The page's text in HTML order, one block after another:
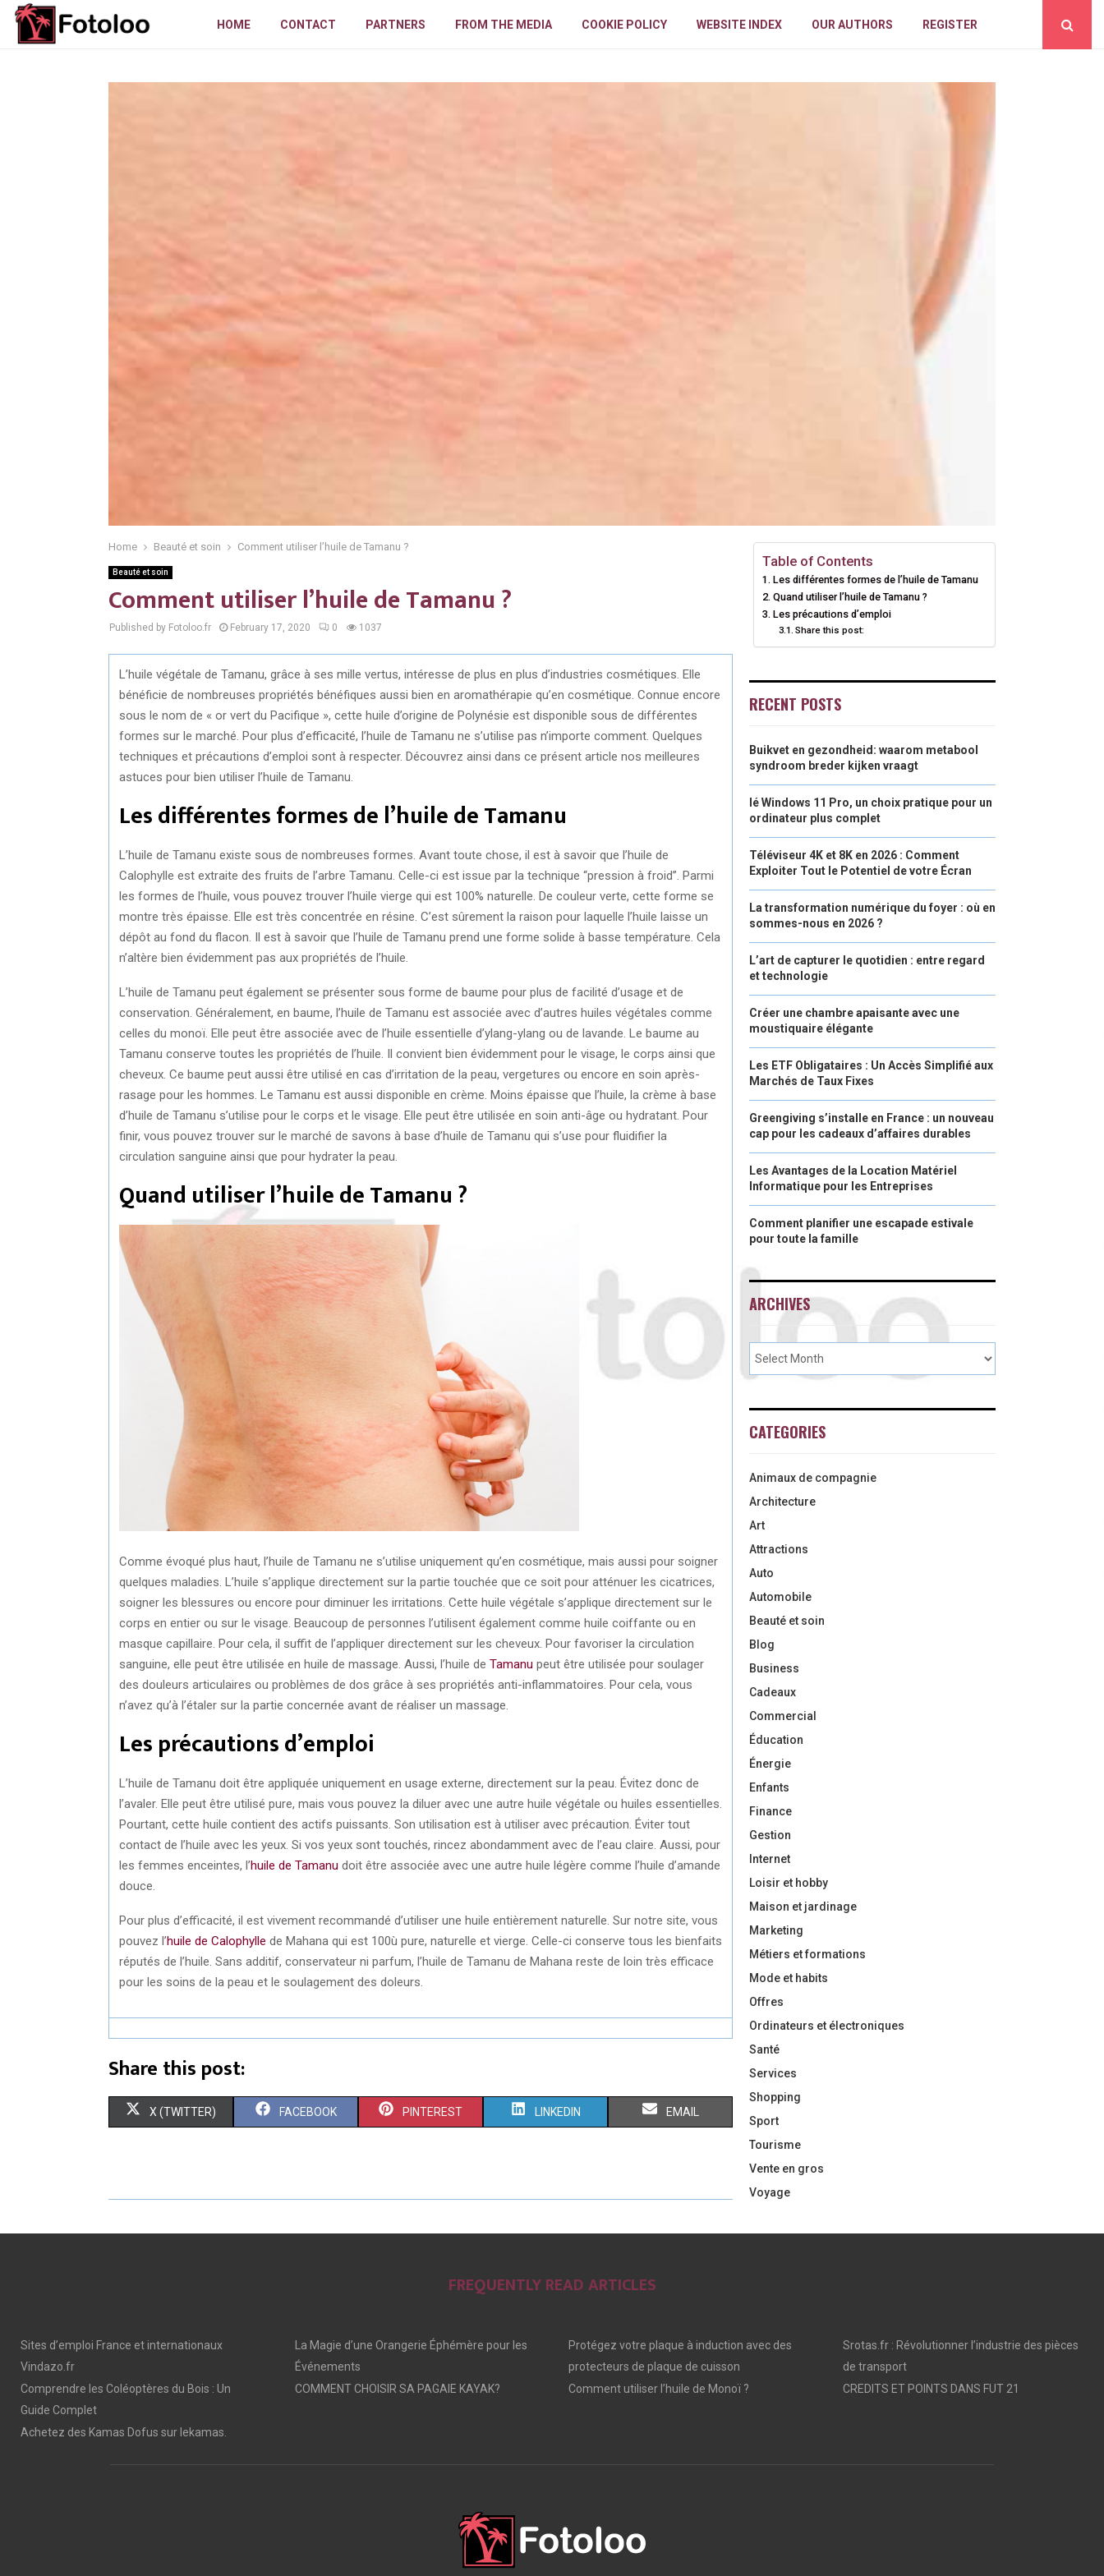
HOME CONTACT PARTNERS FROM THE MEDIA COOKIE POLICY WEBSITE INDEX OUR AUTHORS REGISTER
Home Beauté et soin Comment utiliser l’huile de Tamanu ?
Beauté et soin
Comment utiliser l’huile de Tamanu ?
Published by Fotoloo.fr February 17, 2020 0 1037
L’huile végétale de Tamanu, grâce à ses mille vertus, intéresse de plus en plus d’industries cosmétiques. Elle
bénéficie de nombreuses propriétés bénéfiques aussi bien en aromathérapie qu’en cosmétique. Connue encore
sous le nom de « or vert du Pacifique », cette huile d’origine de Polynésie est disponible sous de différentes
formes sur le marché. Pour plus d’efficacité, l’huile de Tamanu ne s’utilise pas n’importe comment. Quelques
techniques et précautions d’emploi sont à respecter. Découvrez ainsi dans ce présent article nos meilleures
astuces pour bien utiliser l’huile de Tamanu.
Les différentes formes de l’huile de Tamanu
L’huile de Tamanu existe sous de nombreuses formes. Avant toute chose, il est à savoir que l’huile de
Calophylle est extraite des fruits de l’arbre Tamanu. Celle-ci est issue par la technique “pression à froid”. Parmi
les formes de l’huile, vous pouvez trouver l’huile vierge qui est 100% naturelle. De couleur verte, cette forme se
montre très épaisse. Elle est très concentrée en résine. C’est sûrement la raison pour laquelle l’huile laisse un
dépôt au fond du flacon. Il est à savoir que l’huile de Tamanu prend une forme solide à basse température. Cela
n’altère bien évidemment pas aux propriétés de l’huile.
L’huile de Tamanu peut également se présenter sous forme de baume pour plus de facilité d’usage et de
conservation. Généralement, en baume, l’huile de Tamanu est associée avec d’autres huiles végétales comme
celles du monoï. Elle peut être associée avec de l’huile essentielle d’ylang-ylang ou de lavande. Le baume au
Tamanu conserve toutes les propriétés de l’huile. Il convient bien évidemment pour le visage, le corps ainsi que
cheveux. Ce baume peut aussi être utilisé en cas d’irritation de la peau, vergetures ou encore en soin après-
rasage pour les hommes. Le Tamanu est aussi disponible en crème. Moins épaisse que l’huile, la crème à base
d’huile de Tamanu s’utilise pour le corps et le visage. Elle peut être utilisée en soin anti-âge ou hydratant. Pour
finir, vous pouvez trouver sur le marché de savons à base d’huile de Tamanu qui s’use pour fluidifier la
circulation sanguine ainsi que pour hydrater la peau.
Quand utiliser l’huile de Tamanu ?
Comme évoqué plus haut, l’huile de Tamanu ne s’utilise uniquement qu’en cosmétique, mais aussi pour soigner
quelques maladies. L’huile s’applique directement sur la partie touchée que ce soit pour atténuer les cicatrices,
soigner les blessures ou encore pour diminuer les irritations. Cette huile végétale s’applique directement sur le
corps en entier ou sur le visage. Beaucoup de personnes l’utilisent également comme huile coiffante ou en
masque capillaire. Pour cela, il suffit de l’appliquer directement sur les cheveux. Pour favoriser la circulation
sanguine, elle peut être utilisée en huile de massage. Aussi, l’huile de Tamanu peut être utilisée pour soulager
des douleurs articulaires ou problèmes de dos grâce à ses propriétés anti-inflammatoires. Pour cela, vous
n’avez qu’à l’étaler sur la partie concernée avant de réaliser un massage.
Les précautions d’emploi
L’huile de Tamanu doit être appliquée uniquement en usage externe, directement sur la peau. Évitez donc de
l’avaler. Elle peut être utilisé pure, mais vous pouvez la diluer avec une autre huile végétale ou huiles essentielles.
Pourtant, cette huile contient des actifs puissants. Son utilisation est à utiliser avec précaution. Éviter tout
contact de l’huile avec les yeux. Si vos yeux sont touchés, rincez abondamment avec de l’eau claire. Aussi, pour
les femmes enceintes, l’huile de Tamanu doit être associée avec une autre huile légère comme l’huile d’amande
douce.
Pour plus d’efficacité, il est vivement recommandé d’utiliser une huile entièrement naturelle. Sur notre site, vous
pouvez l’huile de Calophylle de Mahana qui est 100ù pure, naturelle et vierge. Celle-ci conserve tous les bienfaits
réputés de l’huile. Sans additif, conservateur ni parfum, l’huile de Tamanu de Mahana reste de loin très efficace
pour les soins de la peau et le soulagement des doleurs.
Share this post:
S
R
X (TWITTER) S
R
FACEBOOK S
R
PINTEREST S
R
N
LINKEDIN S
R
EMAIL
Table of Contents
Les différentes formes de l’huile de Tamanu
Quand utiliser l’huile de Tamanu ?
Les précautions d’emploi
Share this post:
RECENT POSTS
Buikvet en gezondheid: waarom metabool
syndroom breder kijken vraagt
lé Windows 11 Pro, un choix pratique pour un
ordinateur plus complet
Téléviseur 4K et 8K en 2026 : Comment
Exploiter Tout le Potentiel de votre Écran
La transformation numérique du foyer : où en
sommes-nous en 2026 ?
L’art de capturer le quotidien : entre regard
et technologie
Créer une chambre apaisante avec une
moustiquaire élégante
Les ETF Obligataires : Un Accès Simplifié aux
Marchés de Taux Fixes
Greengiving s’installe en France : un nouveau
cap pour les cadeaux d’affaires durables
Les Avantages de la Location Matériel
Informatique pour les Entreprises
Comment planifier une escapade estivale
pour toute la famille
ARCHIVES
CATEGORIES
Animaux de compagnie
Architecture
Art
Attractions
Auto
Automobile
Beauté et soin
Blog
Business
Cadeaux
Commercial
Éducation
Énergie
Enfants
Finance
Gestion
Internet
Loisir et hobby
Maison et jardinage
Marketing
Métiers et formations
Mode et habits
Offres
Ordinateurs et électroniques
Santé
Services
Shopping
Sport
Tourisme
Vente en gros
Voyage
FREQUENTLY READ ARTICLES
Sites d’emploi France et internationaux
Vindazo.fr
Comprendre les Coléoptères du Bois : Un
Guide Complet
Achetez des Kamas Dofus sur lekamas.
La Magie d’une Orangerie Éphémère pour les
Événements
COMMENT CHOISIR SA PAGAIE KAYAK?
Protégez votre plaque à induction avec des
protecteurs de plaque de cuisson
Comment utiliser l’huile de Monoï ?
Srotas.fr : Révolutionner l’industrie des pièces
de transport
CREDITS ET POINTS DANS FUT 21